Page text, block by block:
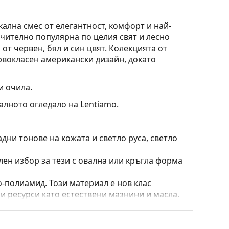
смес от елегантност, комфорт и най-
популярна по целия свят и лесно
червен, бял и син цвят. Колекцията от
американски дизайн, докато
очила.
огледало на Lentiamo.
тонове на кожата и светло руса, светло
избор за тези с овална или кръгла форма
Този материал е нов клас
като естествени мазнини и масла.